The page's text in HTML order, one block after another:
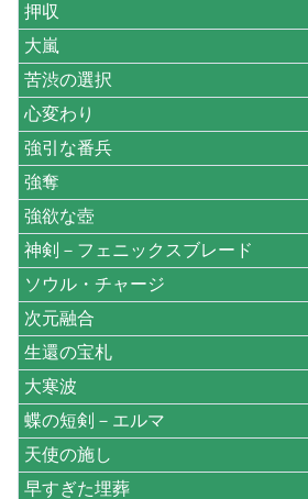
押収
大嵐
苦渋の選択
心変わり
強引な番兵
強奪
強欲な壺
神剣－フェニックスブレード
ソウル・チャージ
次元融合
生還の宝札
大寒波
蝶の短剣－エルマ
天使の施し
早すぎた埋葬